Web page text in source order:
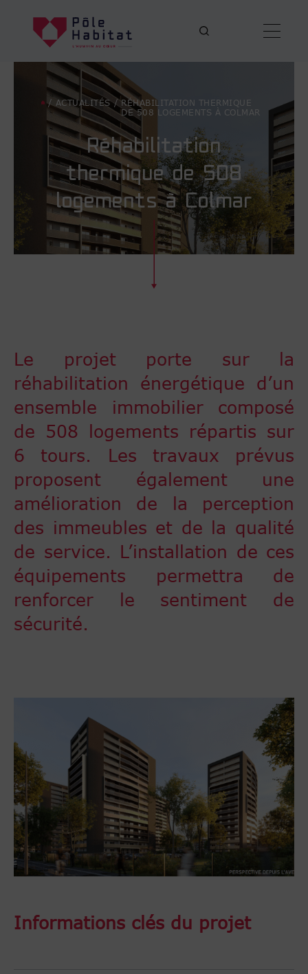
/ ACTUALITÉS / RÉHABILITATION THERMIQUE
DE 508 LOGEMENTS À COLMAR
Réhabilitation
thermique de 508
logements à Colmar
Le projet porte sur la
réhabilitation énergétique d’un
ensemble immobilier composé
de 508 logements répartis sur
6 tours. Les travaux prévus
proposent également une
amélioration de la perception
des immeubles et de la qualité
de service. L’installation de ces
équipements permettra de
renforcer le sentiment de
sécurité.
Informations clés du projet